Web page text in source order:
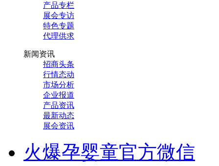
产品专栏
展会专访
特色专题
代理供求
新闻资讯
招商头条
行情态动
市场分析
企业报道
产品资讯
最新动态
展会资讯
火爆孕婴童官方微信